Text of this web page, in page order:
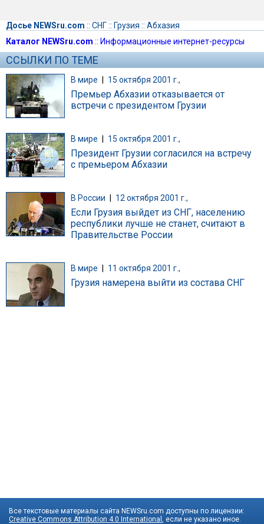
Досье NEWSru.com :: СНГ:: Грузия :: Абхазия
Каталог NEWSru.com :: Информационные интернет-ресурсы
ССЫЛКИ ПО ТЕМЕ
В мире | 15 октября 2001 г.,
Премьер Абхазии отказывается от
встречи с президентом Грузии
В мире 15 октября 2001 г.,
Президент Грузии согласился на встречу
с премьером Абхазии
В России 12 октября 2001 г.,
Если Грузия выйдет из СНГ, населению
республики лучше не станет, считают в
Правительстве России
В мире 11 октября 2001 г.,
Грузия намерена выйти из состава СНГ
Все текстовые материалы сайта NEWSru.com доступны по лицензии:
Creative Commons Attribution 4.0 International , если не указано иное.